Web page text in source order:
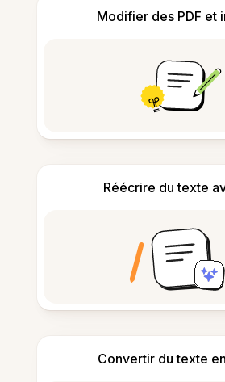
Modifier des PDF et
Réécrire du texte
Convertir du texte